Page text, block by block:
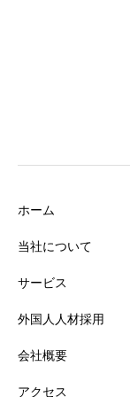
ホーム
当社について
サービス
外国人人材採用
会社概要
アクセス